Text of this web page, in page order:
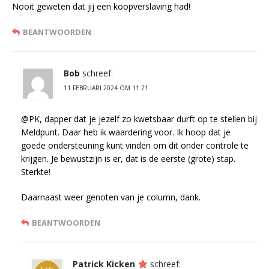
Nooit geweten dat jij een koopverslaving had!
BEANTWOORDEN
Bob schreef:
11 FEBRUARI 2024 OM 11:21
@PK, dapper dat je jezelf zo kwetsbaar durft op te stellen bij
Meldpunt. Daar heb ik waardering voor. Ik hoop dat je
goede ondersteuning kunt vinden om dit onder controle te
krijgen. Je bewustzijn is er, dat is de eerste (grote) stap.
Sterkte!
Daarnaast weer genoten van je column, dank.
BEANTWOORDEN
Patrick Kicken schreef: